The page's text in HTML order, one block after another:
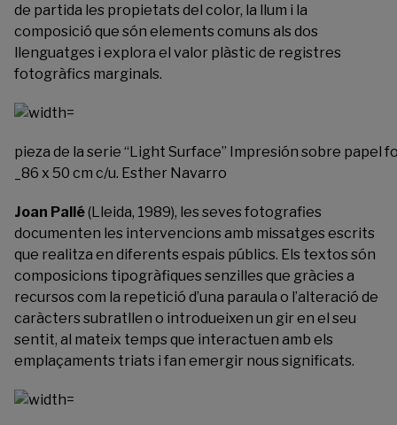
de partida les propietats del color, la llum i la
composició que són elements comuns als dos
llenguatges i explora el valor plàstic de registres
fotogràfics marginals.
pieza de la serie “Light Surface” Impresión sobre papel
_86 x 50 cm c/u. Esther Navarro
Joan Pallé(Lleida, 1989), les seves fotografies
documenten les intervencions amb missatges escrits
que realitza en diferents espais públics. Els textos són
composicions tipogràfiques senzilles que gràcies a
recursos com la repetició d’una paraula o l’alteració de
caràcters subratllen o introdueixen un gir en el seu
sentit, al mateix temps que interactuen amb els
emplaçaments triats i fan emergir nous significats.